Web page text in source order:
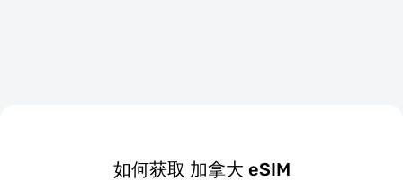
如何获取 加拿大 eSIM